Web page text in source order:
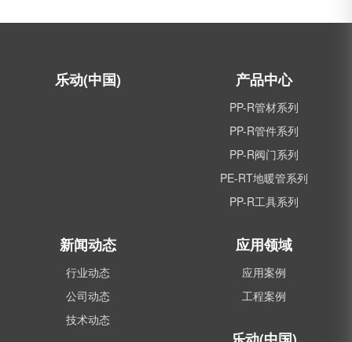
乐动(中国) 产品中心
PP-R管材系列
PP-R管件系列
PP-R阀门系列
PE-RT地暖管系列
PP-R工具系列
新闻动态
行业动态
公司动态
技术动态
应用领域
应用案例
工程案例